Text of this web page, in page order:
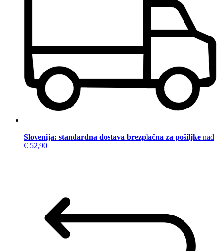
Slovenija: standardna dostava brezplačna za pošiljke nad
€ 52,90